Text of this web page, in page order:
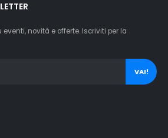
novità e offerte. Iscriviti per la
VAI!